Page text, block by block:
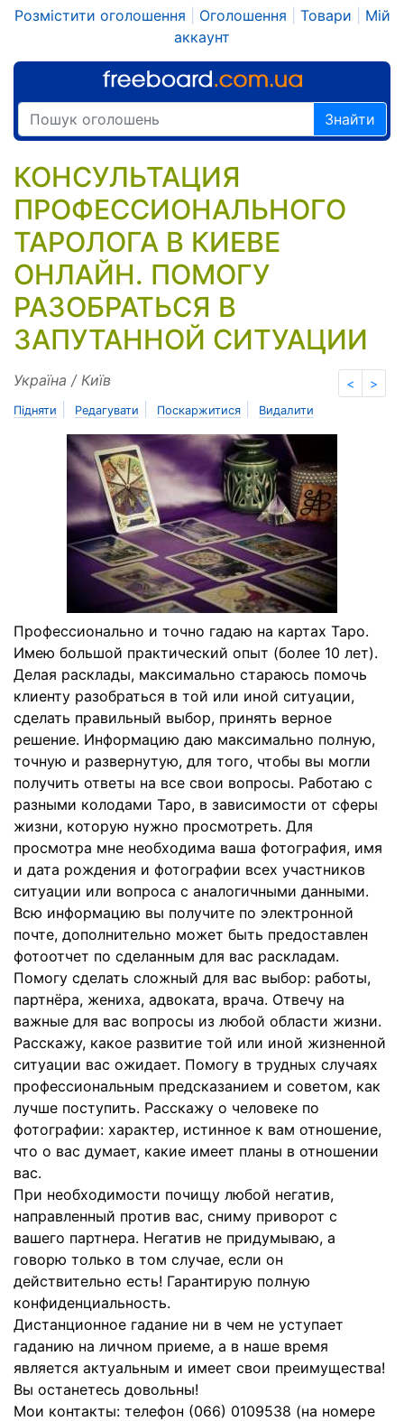
Розмістити оголошення Оголошення Товари
Мій
аккаунт
Знайти
КОНСУЛЬТАЦИЯ
ПРОФЕССИОНАЛЬНОГО
ТАРОЛОГА В КИЕВЕ
ОНЛАЙН. ПОМОГУ
РАЗОБРАТЬСЯ В
ЗАПУТАННОЙ СИТУАЦИИ
< >
Україна / Київ
Підняти Редагувати Поскаржитися Видалити
Профессионально и точно гадаю на картах Таро.
Имею большой практический опыт (более 10 лет).
Делая расклады, максимально стараюсь помочь
клиенту разобраться в той или иной ситуации,
сделать правильный выбор, принять верное
решение. Информацию даю максимально полную,
точную и развернутую, для того, чтобы вы могли
получить ответы на все свои вопросы. Работаю с
разными колодами Таро, в зависимости от сферы
жизни, которую нужно просмотреть. Для
просмотра мне необходима ваша фотография, имя
и дата рождения и фотографии всех участников
ситуации или вопроса с аналогичными данными.
Всю информацию вы получите по электронной
почте, дополнительно может быть предоставлен
фотоотчет по сделанным для вас раскладам.
Помогу сделать сложный для вас выбор: работы,
партнёра, жениха, адвоката, врача. Отвечу на
важные для вас вопросы из любой области жизни.
Расскажу, какое развитие той или иной жизненной
ситуации вас ожидает. Помогу в трудных случаях
профессиональным предсказанием и советом, как
лучше поступить. Расскажу о человеке по
фотографии: характер, истинное к вам отношение,
что о вас думает, какие имеет планы в отношении
вас.
При необходимости почищу любой негатив,
направленный против вас, сниму приворот с
вашего партнера. Негатив не придумываю, а
говорю только в том случае, если он
действительно есть! Гарантирую полную
конфиденциальность.
Дистанционное гадание ни в чем не уступает
гаданию на личном приеме, а в наше время
является актуальным и имеет свои преимущества!
Вы останетесь довольны!
Мои контакты: телефон (066) 0109538 (на номере